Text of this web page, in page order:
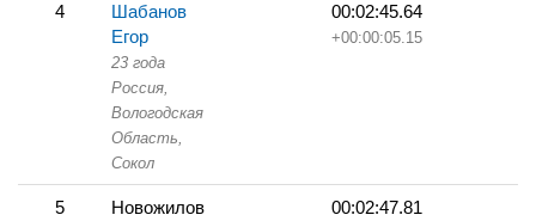
4
Шабанов
Егор
23 года
Россия,
Вологодская
Область,
Сокол
00:02:45.64
+00:00:05.15
5
Новожилов
00:02:47.81